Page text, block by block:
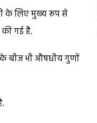
के लिए मुख्य रूप से
गई हैं.
के बीज भी औषधीय गुणों